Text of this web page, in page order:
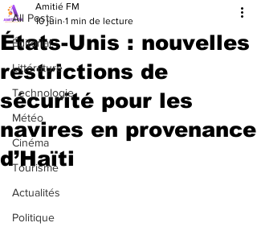
All Posts
Éditorial
Littérature
Technologie
Météo
Cinéma
Tourisme
Actualités
Politique
États-Unis : nouvelles
restrictions de
sécurité pour les
navires en provenance
d’Haïti
Amitié FM
10 juin 1 min de lecture